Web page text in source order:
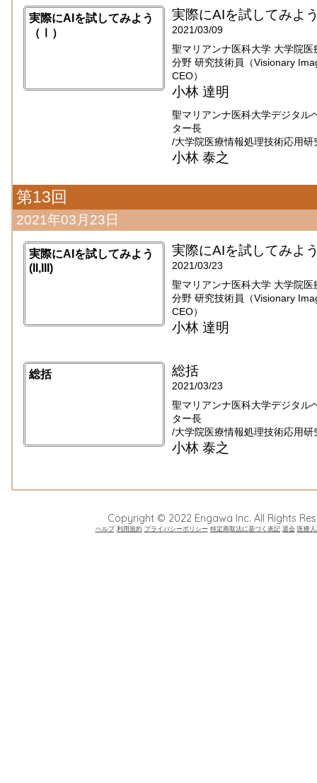
実際にAIを試してみよう
（Ⅰ）
実際にAIを試してみよ
2021/03/09
聖マリアンナ医科大学 大学院
分野 研究技術員（Visionary
CEO）
小林 達明
聖マリアンナ医科大学デジタル
ター長
/大学院医療情報処理技術応用研
小林 泰之
第13回
2021年03月23日
実際にAIを試してみよう
(II,III)
実際にAIを試してみよ
2021/03/23
聖マリアンナ医科大学 大学院
分野 研究技術員（Visionary
CEO）
小林 達明
総括 総括
2021/03/23
聖マリアンナ医科大学デジタル
ター長
/大学院医療情報処理技術応用研
小林 泰之
Copyright © 2022 Engawa Inc. All Rights
ヘルプ 利用規約 プライバシーポリシー 特定商取法に基づく表記 退会 医療